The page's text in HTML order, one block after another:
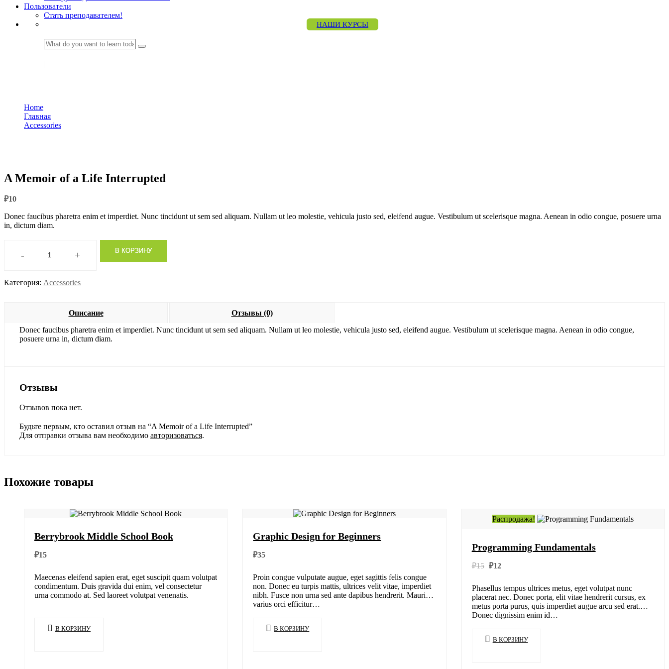
Пользователи
Стать преподавателем!
НАШИ КУРСЫ
Home
Главная
Accessories
A Memoir of a Life Interrupted
₽10
Donec faucibus pharetra enim et imperdiet. Nunc tincidunt ut sem sed aliquam. Nullam ut leo molestie, vehicula justo sed, eleifend augue. Vestibulum ut scelerisque magna. Aenean in odio congue, posuere urna
in, dictum diam.
-
Количество
Memoir
+ В КОРЗИНУ
Категория: Accessories
Описание
Отзывы (0)
Donec faucibus pharetra enim et imperdiet. Nunc tincidunt ut sem sed aliquam. Nullam ut leo molestie, vehicula justo sed, eleifend augue. Vestibulum ut scelerisque magna. Aenean in odio congue,
posuere urna in, dictum diam.
Отзывы
Отзывов пока нет.
Будьте первым, кто оставил отзыв на “A Memoir of a Life Interrupted”
Для отправки отзыва вам необходимо авторизоваться.
Похожие товары
Berrybrook Middle School Book
₽15
Maecenas eleifend sapien erat, eget suscipit quam volutpat
condimentum. Duis gravida dui enim, vel consectetur
urna commodo at. Sed laoreet volutpat venenatis.
В КОРЗИНУ
Graphic Design for Beginners
₽35
Proin congue vulputate augue, eget sagittis felis congue
non. Donec eu turpis mattis, ultrices velit vitae, imperdiet
nibh. Fusce non urna sed ante dapibus hendrerit. Mauris
varius orci efficitur…
В КОРЗИНУ
Распродажа!
Programming Fundamentals
₽15 Первоначальная
₽15.
₽12Текущая
Phasellus tempus ultrices metus, eget volutpat nunc
placerat nec. Donec porta, elit vitae hendrerit cursus, ex
metus porta purus, quis imperdiet augue arcu sed erat.
Donec dignissim enim id…
В КОРЗИНУ